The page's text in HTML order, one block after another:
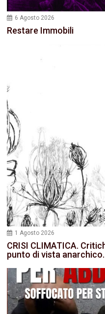
6 Agosto 2026
Restare Immobili
1 Agosto 2026
CRISI CLIMATICA.
punto di vista anarchico.